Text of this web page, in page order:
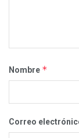
Nombre *
Correo